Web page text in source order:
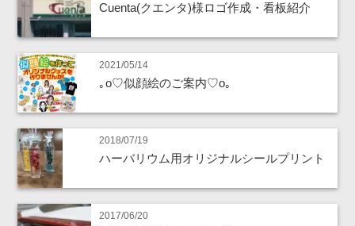
Cuenta(クエンタ)様ロゴ作成・看板紹介
2021/05/14
｡o♡似顔絵のご案内♡o｡
2018/07/19
ハーバリウム用オリジナルシールプリント
2017/06/20